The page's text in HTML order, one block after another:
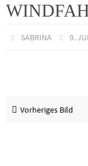
SABRINA 9.
Vorheriges Bild